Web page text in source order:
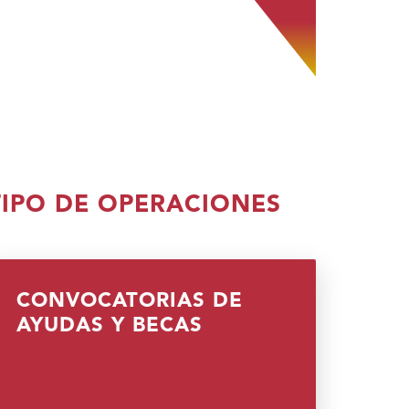
DE OPERACIONES
CONVOCATORIAS DE
AYUDAS Y BECAS